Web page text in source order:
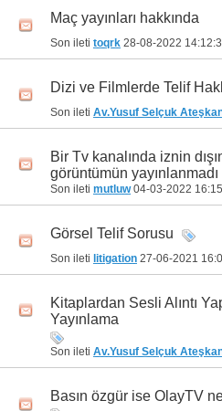
Maç yayınları hakkında
Son ileti toqrk 28-08-2022
Dizi ve Filmlerde Telif
Son ileti Av.Yusuf Selçuk
Bir Tv kanalında iznin
görüntümün yayınlanmadı
Son ileti mutluw04-03-2022
Görsel Telif Sorusu
Son ileti litigation 27-06-2021
Kitaplardan Sesli Alıntı
Yayınlama
Son ileti Av.Yusuf Selçuk
Basın özgür ise OlayTV